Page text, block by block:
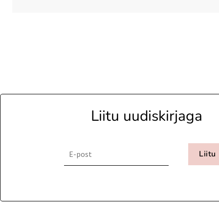
Liitu uudiskirjaga
Liitu